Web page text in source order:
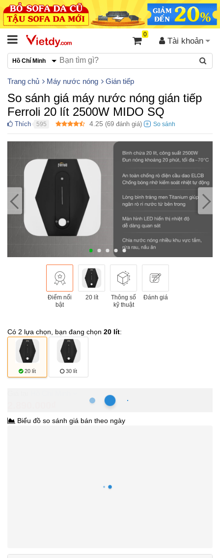
Tài khoản
0
Hồ Chí Minh
Trang chủ Máy nước nóng Gián tiếp
So sánh giá máy nước nóng gián tiếp
Ferroli 20 lít 2500W MIDO SQ
Thích 595 4.25 (69 đánh giá)
Điểm nổi
bật
20 lít
Thông số
kỹ thuật
Đánh giá
Có 2 lựa chọn, bạn đang chọn 20 lít:
20 lít 30 lít
Biểu đồ so sánh giá bán theo ngày